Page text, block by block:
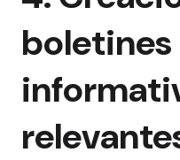
boletines